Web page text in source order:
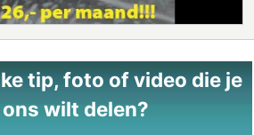
tip, foto of video die je
wilt delen?